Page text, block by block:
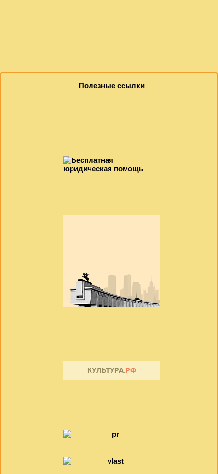
Полезные ссылки